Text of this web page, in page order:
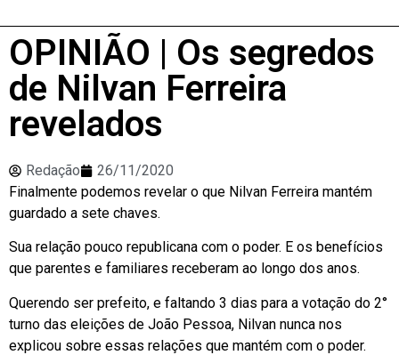
OPINIÃO | Os segredos
de Nilvan Ferreira
revelados
Redação
26/11/2020
Finalmente podemos revelar o que Nilvan Ferreira mantém
guardado a sete chaves.
Sua relação pouco republicana com o poder. E os benefícios
que parentes e familiares receberam ao longo dos anos.
Querendo ser prefeito, e faltando 3 dias para a votação do 2°
turno das eleições de João Pessoa, Nilvan nunca nos
explicou sobre essas relações que mantém com o poder.